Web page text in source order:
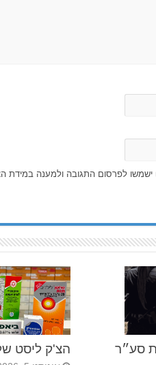
לפרסום התגובה ולמענה במידת
סע״ר
הצ'ק ליסט